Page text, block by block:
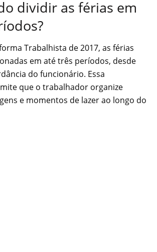
dividir as férias em
Trabalhista de 2017, as férias
em até três períodos, desde
do funcionário. Essa
que o trabalhador organize
e momentos de lazer ao longo do